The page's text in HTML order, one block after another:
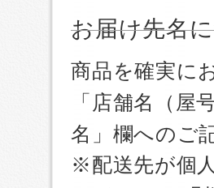
お届け先名
商品を確実に
「店舗名（屋
名」欄へのご
※配送先が個